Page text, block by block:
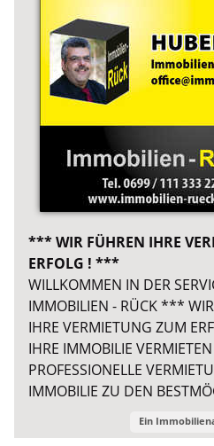
*** WIR FÜHREN IHRE
ERFOLG ! ***
WILLKOMMEN IN DER
IMMOBILIEN - RÜCK ***
IHRE VERMIETUNG ZUM
IHRE IMMOBILIE
PROFESSIONELLE
IMMOBILIE ZU DEN
Ein